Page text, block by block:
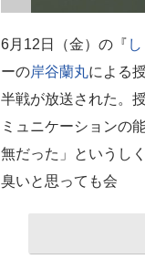
6月12日（金）の『
ーの岸谷蘭丸による
半戦が放送された。
ミュニケーションの
無だった」というし
臭いと思っても会